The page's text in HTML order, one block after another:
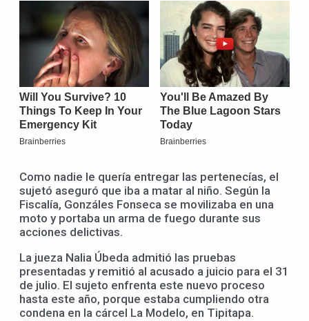
Como nadie le quería entregar las pertenecías, el
sujetó aseguró que iba a matar al niño. Según la
Fiscalía, Gonzáles Fonseca se movilizaba en una
moto y portaba un arma de fuego durante sus
acciones delictivas.
La jueza Nalia Úbeda admitió las pruebas
presentadas y remitió al acusado a juicio para el 31
de julio. El sujeto enfrenta este nuevo proceso
hasta este año, porque estaba cumpliendo otra
condena en la cárcel La Modelo, en Tipitapa.